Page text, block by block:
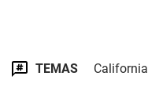
TEMAS California